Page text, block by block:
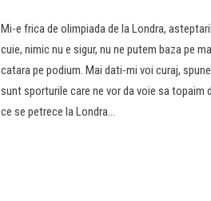
Mi-e frica de olimpiada de la Londra,
cuie, nimic nu e sigur, nu ne putem baza pe
catara pe podium. Mai dati-mi voi curaj,
sunt sporturile care ne vor da voie sa topaim
ce se petrece la Londra…